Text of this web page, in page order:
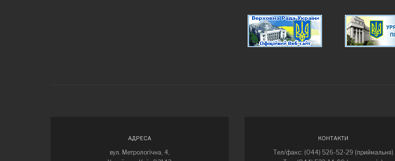
АДРЕСА
вул. Метрологічна, 4,
КОНТАКТИ
Тел/факс: (044) 526-52-29 (приймальня)